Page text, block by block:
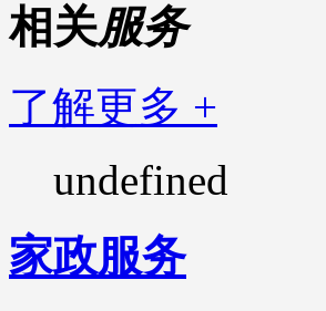
相关服务
了解更多 +
undefined
家政服务